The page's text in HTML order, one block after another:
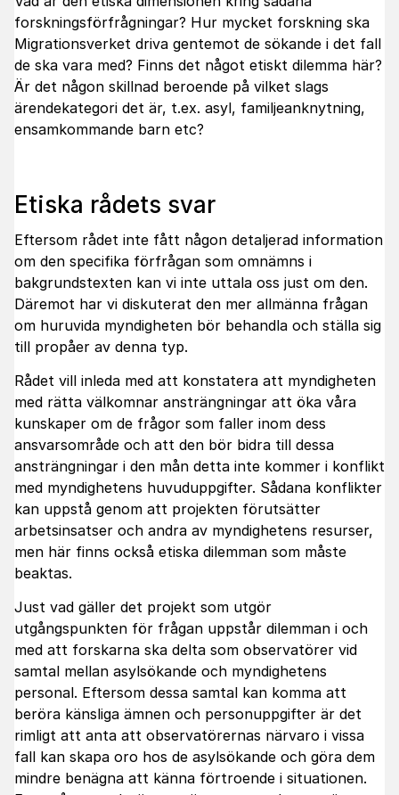
forskningsförfrågningar? Hur mycket forskning ska
Migrationsverket driva gentemot de sökande i det fall
de ska vara med? Finns det något etiskt dilemma här?
Är det någon skillnad beroende på vilket slags
ärendekategori det är, t.ex. asyl, familjeanknytning,
ensamkommande barn etc?
Etiska rådets svar
Eftersom rådet inte fått någon detaljerad information
om den specifika förfrågan som omnämns i
bakgrundstexten kan vi inte uttala oss just om den.
Däremot har vi diskuterat den mer allmänna frågan
om huruvida myndigheten bör behandla och ställa sig
till propåer av denna typ.
Rådet vill inleda med att konstatera att myndigheten
med rätta välkomnar ansträngningar att öka våra
kunskaper om de frågor som faller inom dess
ansvarsområde och att den bör bidra till dessa
ansträngningar i den mån detta inte kommer i konflikt
med myndighetens huvuduppgifter. Sådana konflikter
kan uppstå genom att projekten förutsätter
arbetsinsatser och andra av myndighetens resurser,
men här finns också etiska dilemman som måste
beaktas.
Just vad gäller det projekt som utgör
utgångspunkten för frågan uppstår dilemman i och
med att forskarna ska delta som observatörer vid
samtal mellan asylsökande och myndighetens
personal. Eftersom dessa samtal kan komma att
beröra känsliga ämnen och personuppgifter är det
rimligt att anta att observatörernas närvaro i vissa
fall kan skapa oro hos de asylsökande och göra dem
mindre benägna att känna förtroende i situationen.